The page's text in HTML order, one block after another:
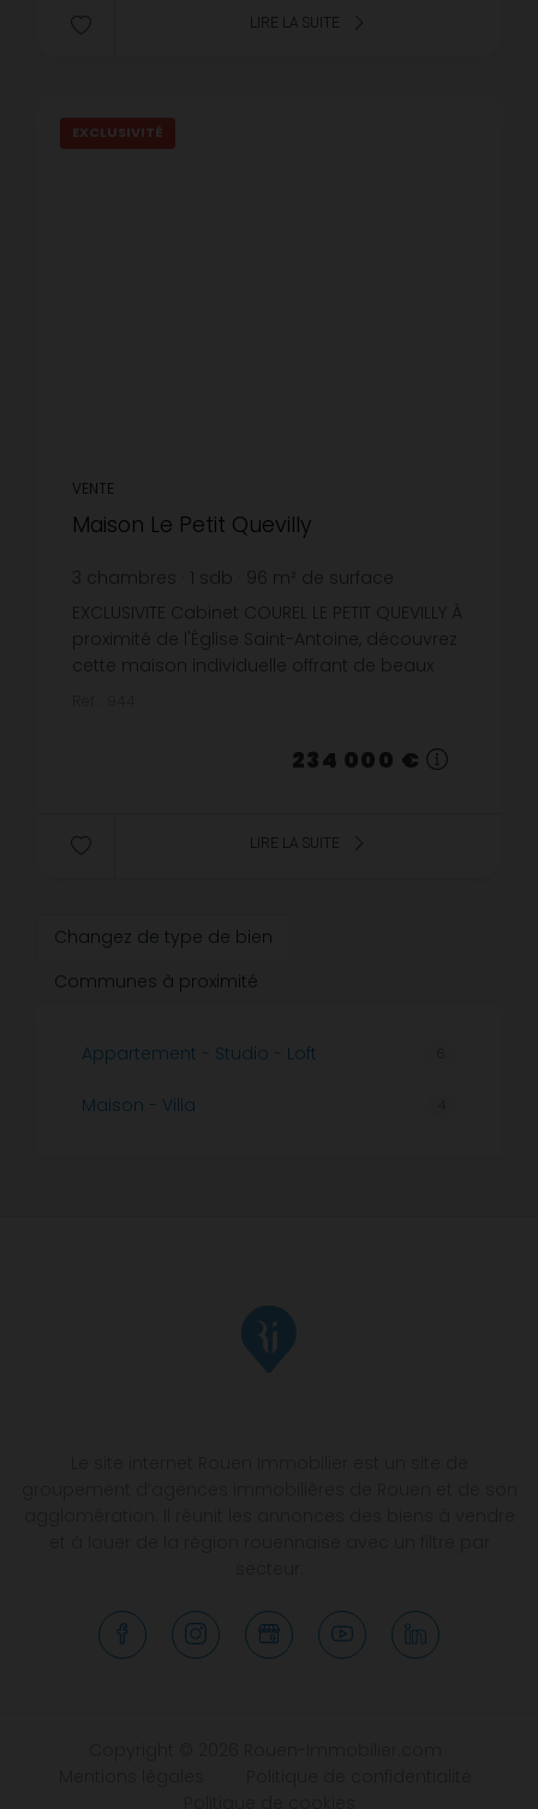
LIRE LA SUITE
EXCLUSIVITÉ
VENTE
Maison Le Petit Quevilly
3 chambres 1 sdb 96 m² de surface
305m² de terrain 2 437,5 € prix / m²
EXCLUSIVITE Cabinet COUREL LE PETIT QUEVILLY À
proximité de l'Église Saint-Antoine, découvrez
cette maison individuelle offrant de beaux
234 000 €
LIRE LA SUITE
Changez de type de bien
Communes à proximité
Appartement - Studio - Loft
Maison - Villa